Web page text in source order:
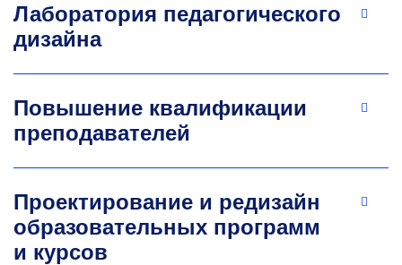
Лаборатория педагогического
дизайна
Повышение квалификации
преподавателей
Проектирование и редизайн
образовательных программ
и курсов